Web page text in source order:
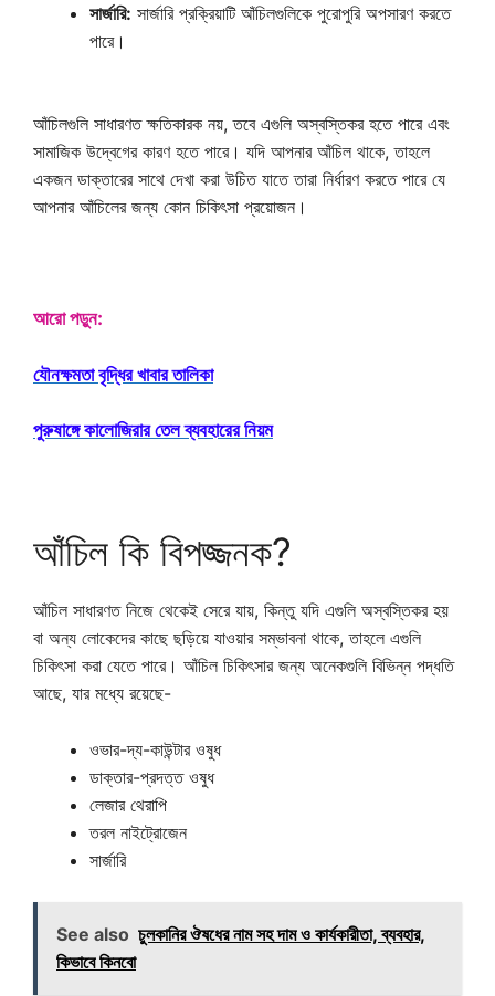
সার্জারি: সার্জারি প্রক্রিয়াটি আঁচিলগুলিকে পুরোপুরি অপসারণ করতে
পারে।
আঁচিলগুলি সাধারণত ক্ষতিকারক নয়, তবে এগুলি অস্বস্তিকর হতে পারে এবং
সামাজিক উদ্বেগের কারণ হতে পারে। যদি আপনার আঁচিল থাকে, তাহলে
একজন ডাক্তারের সাথে দেখা করা উচিত যাতে তারা নির্ধারণ করতে পারে যে
আপনার আঁচিলের জন্য কোন চিকিৎসা প্রয়োজন।
আরো পড়ুন:
যৌনক্ষমতা বৃদ্ধির খাবার তালিকা
পুরুষাঙ্গে কালোজিরার তেল ব্যবহারের নিয়ম
আঁচিল কি বিপজ্জনক?
আঁচিল সাধারণত নিজে থেকেই সেরে যায়, কিন্তু যদি এগুলি অস্বস্তিকর হয়
বা অন্য লোকেদের কাছে ছড়িয়ে যাওয়ার সম্ভাবনা থাকে, তাহলে এগুলি
চিকিৎসা করা যেতে পারে। আঁচিল চিকিৎসার জন্য অনেকগুলি বিভিন্ন পদ্ধতি
আছে, যার মধ্যে রয়েছে-
ওভার-দ্য-কাউন্টার ওষুধ
ডাক্তার-প্রদত্ত ওষুধ
লেজার থেরাপি
তরল নাইট্রোজেন
সার্জারি
See also চুলকানির ঔষধের নাম সহ দাম ও কার্যকারীতা, ব্যবহার,
কিভাবে কিনবো